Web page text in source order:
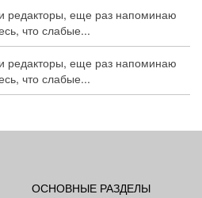
редакторы, еще раз напоминаю
что слабые...
редакторы, еще раз напоминаю
что слабые...
ОСНОВНЫЕ РАЗДЕЛЫ